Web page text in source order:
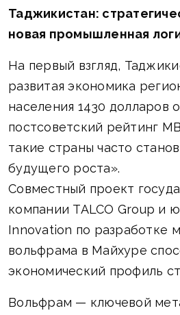
Таджикистан:
новая промышленная
На первый взгляд,
развитая экономика
населения 1430 долларов
постсоветский рейтинг
такие страны часто
будущего роста».
Совместный проект
компании TALCO Group и
Innovation по разработке
вольфрама в Майхуре
экономический профиль
Вольфрам — ключевой